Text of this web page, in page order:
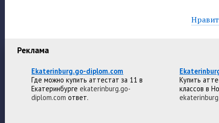
Реклама
Ekaterinburg.go-diplom.com
Где можно купить аттестат за 11 в
Екатеринбургеekaterinburg.go-
diplom.com ответ.
Купить
классов в